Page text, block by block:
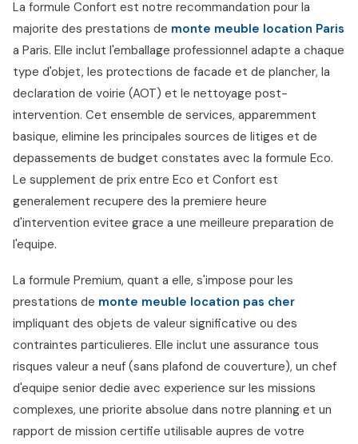
La formule Confort est notre recommandation pour la
majorite des prestations de monte meuble location Paris
a Paris. Elle inclut l'emballage professionnel adapte a chaque
type d'objet, les protections de facade et de plancher, la
declaration de voirie (AOT) et le nettoyage post-
intervention. Cet ensemble de services, apparemment
basique, elimine les principales sources de litiges et de
depassements de budget constates avec la formule Eco.
Le supplement de prix entre Eco et Confort est
generalement recupere des la premiere heure
d'intervention evitee grace a une meilleure preparation de
l'equipe.
La formule Premium, quant a elle, s'impose pour les
prestations de monte meuble location pas cher
impliquant des objets de valeur significative ou des
contraintes particulieres. Elle inclut une assurance tous
risques valeur a neuf (sans plafond de couverture), un chef
d'equipe senior dedie avec experience sur les missions
complexes, une priorite absolue dans notre planning et un
rapport de mission certifie utilisable aupres de votre